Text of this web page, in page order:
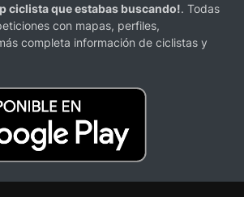
ciclista que estabas buscando!. Todas
con mapas, perfiles,
completa información de ciclistas y